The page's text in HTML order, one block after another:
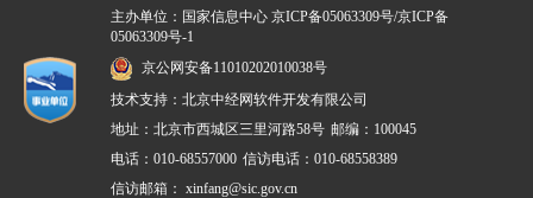
主办单位：国家信息中心京ICP备05063309号/京ICP备
05063309号-1
京公网安备11010202010038号
技术支持：北京中经网软件开发有限公司
地址：北京市西城区三里河路58号 邮编：100045
电话：010-68557000 信访电话：010-68558389
信访邮箱： xinfang@sic.gov.cn